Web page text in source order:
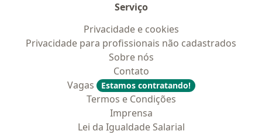
Serviço
Privacidade e cookies
Privacidade para profissionais não cadastrados
Sobre nós
Contato
Vagas
Estamos contratando!
Termos e Condições
Imprensa
Lei da Igualdade Salarial